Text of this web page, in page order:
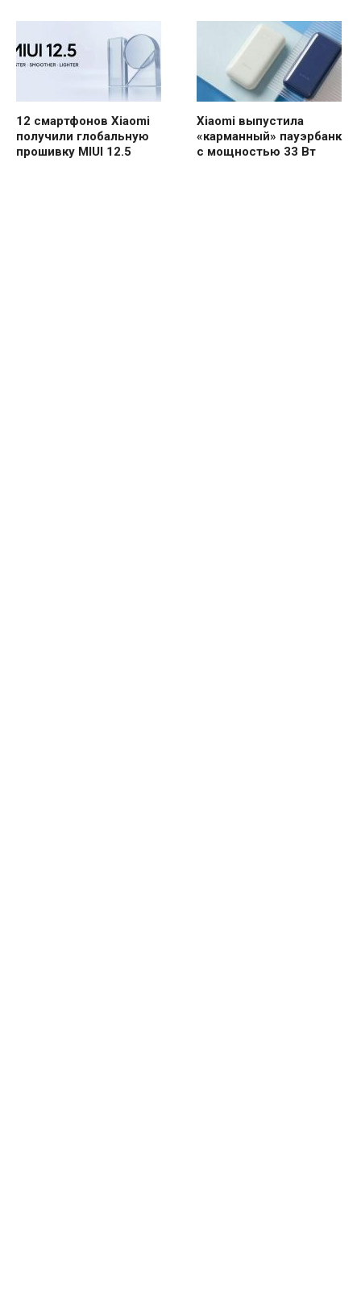
12 смартфонов Xiaomi
получили глобальную
прошивку MIUI 12.5
Xiaomi выпустила
«карманный» пауэрбанк
с мощностью 33 Вт